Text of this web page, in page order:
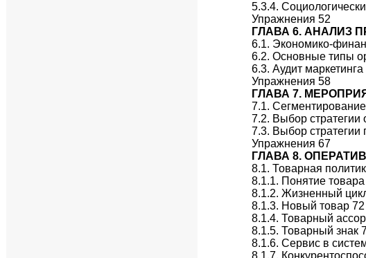
5.3.4.
Упражнения 52
ГЛАВА 6. АНАЛИЗ
6.1. Экономико-
6.2. Основные типы
6.3. Аудит маркетинга
Упражнения 58
ГЛАВА 7.
7.1.
7.2. Выбор стратегии
7.3. Выбор стратегии
Упражнения 67
ГЛАВА 8.
8.1. Товарная
8.1.1. Понятие
8.1.2. Жизненный
8.1.3. Новый товар 72
8.1.4. Товарный
8.1.5. Товарный знак
8.1.6. Сервис в
8.1.7.